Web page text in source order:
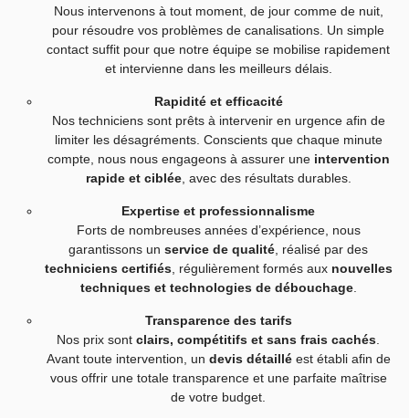
Nous intervenons à tout moment, de jour comme de nuit,
pour résoudre vos problèmes de canalisations. Un simple
contact suffit pour que notre équipe se mobilise rapidement
et intervienne dans les meilleurs délais.
Rapidité et efficacité
Nos techniciens sont prêts à intervenir en urgence afin de
limiter les désagréments. Conscients que chaque minute
compte, nous nous engageons à assurer une intervention
rapide et ciblée, avec des résultats durables.
Expertise et professionnalisme
Forts de nombreuses années d’expérience, nous
garantissons un service de qualité , réalisé par des
techniciens certifiés, régulièrement formés aux nouvelles
techniques et technologies de débouchage.
Transparence des tarifs
Nos prix sont clairs, compétitifs et sans frais cachés
Avant toute intervention, un devis détailléest établi afin de
vous offrir une totale transparence et une parfaite maîtrise
de votre budget.